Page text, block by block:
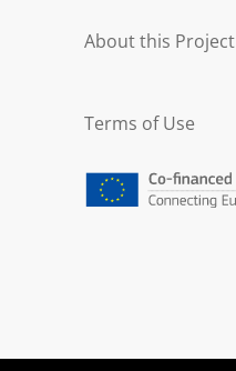
About this Project
Terms of Use